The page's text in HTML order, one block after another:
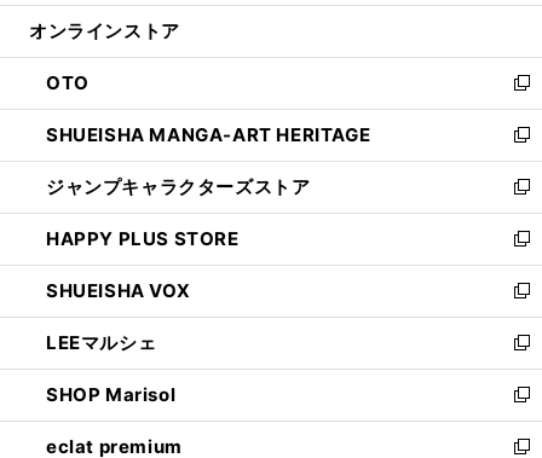
開
ン
ウ
で
開
く
ウ
ン
ド
ウ
で
開
く
オンラインストア
OTO
新
し
い
ウ
ィ
ン
ド
ウ
で
開
く
SHUEISHA MANGA-ART HERITAGE
新
し
い
ウ
ィ
ン
ド
ウ
で
開
く
ジャンプキャラクターズストア
新
し
い
ウ
ィ
ン
ド
ウ
で
開
く
HAPPY PLUS STORE
新
し
い
ウ
ィ
ン
ド
ウ
で
SHUEISHA VOX
新
し
い
ウ
ィ
ン
ド
LEEマルシェ
新
し
い
ウ
ィ
SHOP Marisol
新
し
い
eclat premium
新